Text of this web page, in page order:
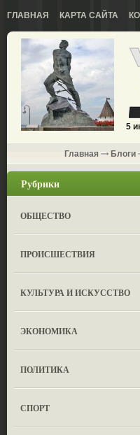
ГЛАВНАЯ КАРТА САЙТА
5
Главная Блоги
Рубрики
ОБЩЕСТВО
ПРОИСШЕСТВИЯ
КУЛЬТУРА И ИСКУССТВО
ЭКОНОМИКА
ПОЛИТИКА
СПОРТ